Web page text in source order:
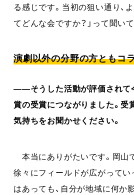
る感じです。当初の狙い通り、
てどんな会ですか？」って聞い
演劇以外の分野の方ともコ
――そうした活動が評価されて
賞の受賞につながりました。受
気持ちをお聞かせください。
本当にありがたいです。岡山
徐々にフィールドが広がって
はあっても、自分が地域に何か